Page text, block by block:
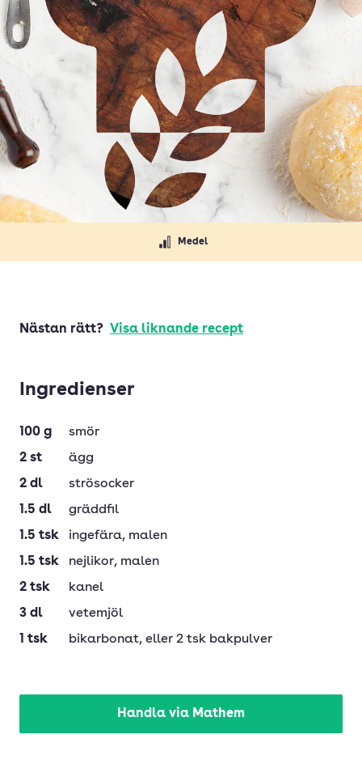
Medel
Nästan rätt? Visa liknande recept
Ingredienser
100 g
smör
2 st
ägg
2 dl
strösocker
1.5 dl
gräddfil
1.5 tsk ingefära, malen
1.5 tsk nejlikor, malen
2 tsk
kanel
3 dl
vetemjöl
1 tsk bikarbonat, eller 2 tsk bakpulver
Handla via Mathem